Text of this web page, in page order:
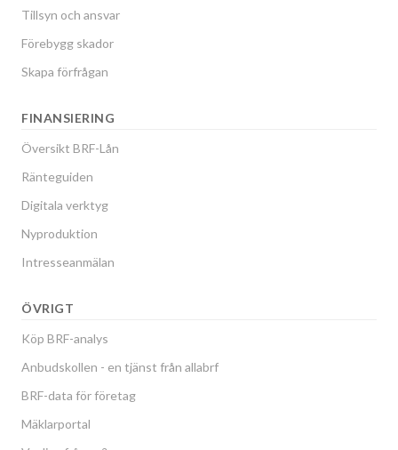
Tillsyn och ansvar
Förebygg skador
Skapa förfrågan
FINANSIERING
Översikt BRF-Lån
Ränteguiden
Digitala verktyg
Nyproduktion
Intresseanmälan
ÖVRIGT
Köp BRF-analys
Anbudskollen - en tjänst från allabrf
BRF-data för företag
Mäklarportal